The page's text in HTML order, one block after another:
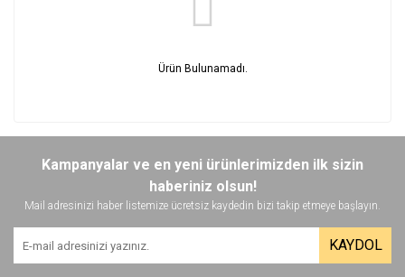
Ürün Bulunamadı.
Kampanyalar ve en yeni ürünlerimizden ilk sizin
haberiniz olsun!
Mail adresinizi haber listemize ücretsiz kaydedin bizi takip etmeye başlayın.
KAYDOL